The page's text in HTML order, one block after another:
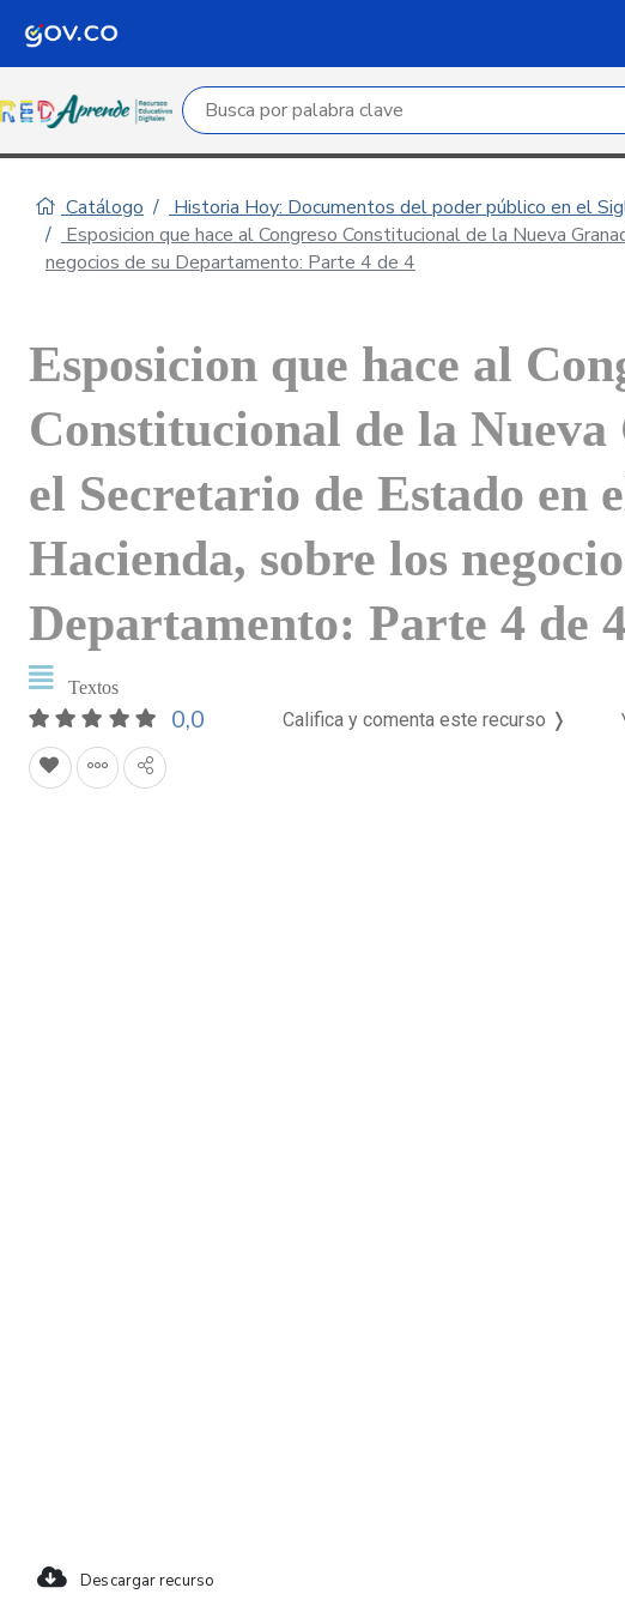
Campo de búsqueda por palabra clave
Catálogo
Historia Hoy: Documentos del poder público en el
Esposicion que hace al Congreso Constitucional de la Nueva
negocios de su Departamento: Parte 4 de 4
Esposicion que hace al
Constitucional de la Nueva
el Secretario de Estado en
Hacienda, sobre los
Departamento: Parte 4 de
Textos
0,0 Califica y comenta este recurso ❭
Descargar recurso